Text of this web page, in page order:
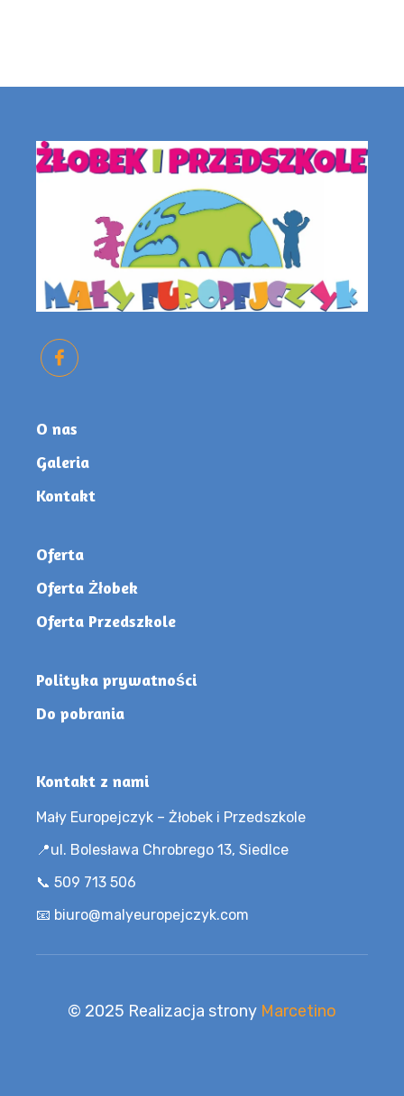
O nas
Galeria
Kontakt
Oferta
Oferta Żłobek
Oferta Przedszkole
Polityka prywatności
Do pobrania
Kontakt z nami
Mały Europejczyk – Żłobek i Przedszkole
📍ul. Bolesława Chrobrego 13, Siedlce
📞 509 713 506
📧 biuro@malyeuropejczyk.com
© 2025 Realizacja strony Marcetino